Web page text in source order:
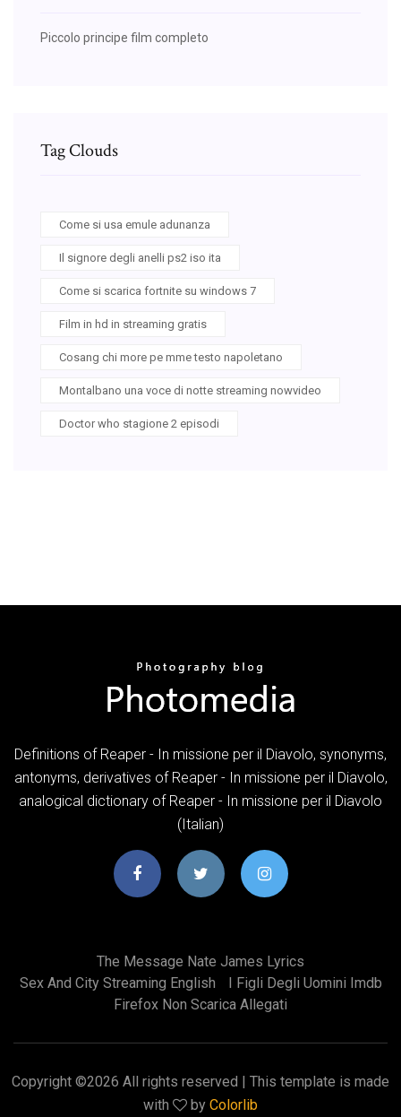
Piccolo principe film completo
Tag Clouds
Come si usa emule adunanza
Il signore degli anelli ps2 iso ita
Come si scarica fortnite su windows 7
Film in hd in streaming gratis
Cosang chi more pe mme testo napoletano
Montalbano una voce di notte streaming nowvideo
Doctor who stagione 2 episodi
Definitions of Reaper - In missione per il Diavolo, synonyms,
antonyms, derivatives of Reaper - In missione per il Diavolo,
analogical dictionary of Reaper - In missione per il Diavolo
(Italian)
The Message Nate James Lyrics
Sex And City Streaming English
I Figli Degli Uomini Imdb
Firefox Non Scarica Allegati
Copyright ©2026 All rights reserved | This template is made
with
by Colorlib